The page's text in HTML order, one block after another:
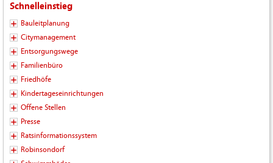
Schnelleinstieg
Bauleitplanung
Citymanagement
Entsorgungswege
Familienbüro
Friedhöfe
Kindertageseinrichtungen
Offene Stellen
Presse
Ratsinformationssystem
Robinsondorf